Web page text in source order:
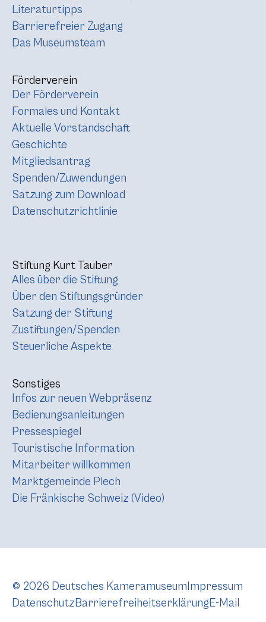
Literaturtipps
Barrierefreier Zugang
Das Museumsteam
Förderverein
Der Förderverein
Formales und Kontakt
Aktuelle Vorstandschaft
Geschichte
Mitgliedsantrag
Spenden/Zuwendungen
Satzung zum Download
Datenschutzrichtlinie
Stiftung Kurt Tauber
Alles über die Stiftung
Über den Stiftungsgründer
Satzung der Stiftung
Zustiftungen/Spenden
Steuerliche Aspekte
Sonstiges
Infos zur neuen Webpräsenz
Bedienungsanleitungen
Pressespiegel
Touristische Information
Mitarbeiter willkommen
Marktgemeinde Plech
Die Fränkische Schweiz (Video)
© 2026 Deutsches KameramuseumImpressum
DatenschutzBarrierefreiheitserklärungE-Mail